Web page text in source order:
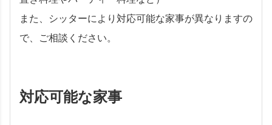
また、シッターにより対応可能な家事が異なりますの
で、ご相談ください。
対応可能な家事